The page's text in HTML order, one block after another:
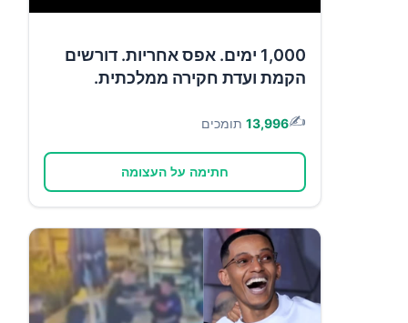
1,000 ימים. אפס אחריות. דורשים
הקמת ועדת חקירה ממלכתית.
✍️
13,996 תומכים
חתימה על העצומה